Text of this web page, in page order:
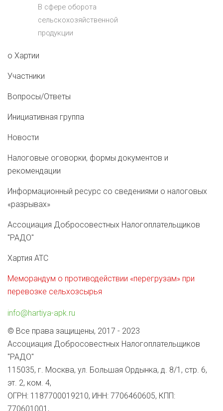
В сфере оборота
сельскохозяйственной
продукции
о Хартии
Участники
Вопросы/Ответы
Инициативная группа
Новости
Налоговые оговорки, формы документов и
рекомендации
Информационный ресурс со сведениями о налоговых
«разрывах»
Ассоциация Добросовестных Налогоплательщиков
"РАДО"
Хартия АТС
Меморандум о противодействии «перегрузам» при
перевозке сельхозсырья
info@hartiya-apk.ru
© Все права защищены, 2017 - 2023
Ассоциация Добросовестных Налогоплательщиков
"РАДО"
115035, г. Москва, ул. Большая Ордынка, д. 8/1, стр. 6,
эт. 2, ком. 4,
ОГРН: 1187700019210, ИНН: 7706460605, КПП:
770601001,